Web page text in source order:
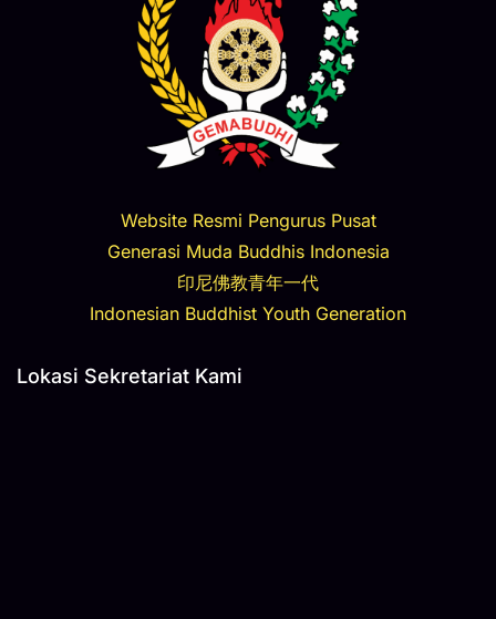
Website Resmi Pengurus Pusat
Generasi Muda Buddhis Indonesia
印尼佛教青年一代
Indonesian Buddhist Youth Generation
Lokasi Sekretariat Kami